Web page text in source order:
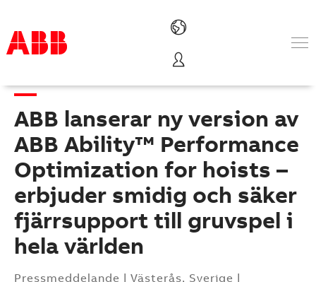
Produkter och tjänster
Industrier
Service
Om ABB
Här kan du köpa
Kontakta oss
Karriär på ABB
ABB lanserar ny version av
ABB Ability™ Performance
Optimization for hoists –
erbjuder smidig och säker
fjärrsupport till gruvspel i
hela världen
Pressmeddelande | Västerås, Sverige |